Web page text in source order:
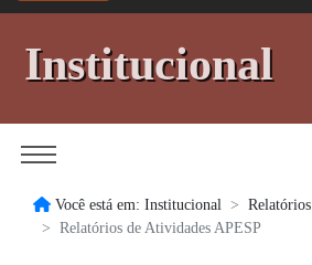
Institucional
Você está em: Institucional
Relatórios
Relatórios de Atividades APESP